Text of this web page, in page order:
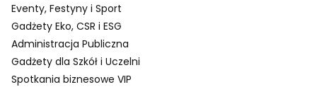
Eventy, Festyny i Sport
Gadżety Eko, CSR i ESG
Administracja Publiczna
Gadżety dla Szkół i Uczelni
Spotkania biznesowe VIP